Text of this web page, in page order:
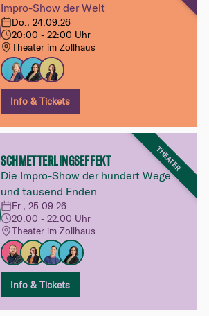
Impro-Show der Welt
Do., 24.09.26
20:00 - 22:00 Uhr
Theater im Zollhaus
Info & Tickets
THEATER
SCHMETTERLINGSEFFEKT
Die Impro-Show der hundert Wege
und tausend Enden
Fr., 25.09.26
20:00 - 22:00 Uhr
Theater im Zollhaus
Info & Tickets